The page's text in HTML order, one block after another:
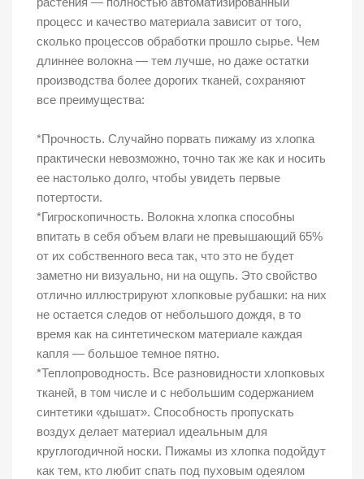
процесс и качество материала зависит от того,
сколько процессов обработки прошло сырье. Чем
длиннее волокна — тем лучше, но даже остатки
производства более дорогих тканей, сохраняют
все преимущества:
*Прочность. Случайно порвать пижаму из хлопка
практически невозможно, точно так же как и носить
ее настолько долго, чтобы увидеть первые
потертости.
*Гигроскопичность. Волокна хлопка способны
впитать в себя объем влаги не превышающий 65%
от их собственного веса так, что это не будет
заметно ни визуально, ни на ощупь. Это свойство
отлично иллюстрируют хлопковые рубашки: на них
не остается следов от небольшого дождя, в то
время как на синтетическом материале каждая
капля — большое темное пятно.
*Теплопроводность. Все разновидности хлопковых
тканей, в том числе и с небольшим содержанием
синтетики «дышат». Способность пропускать
воздух делает материал идеальным для
круглогодичной носки. Пижамы из хлопка подойдут
как тем, кто любит спать под пуховым одеялом